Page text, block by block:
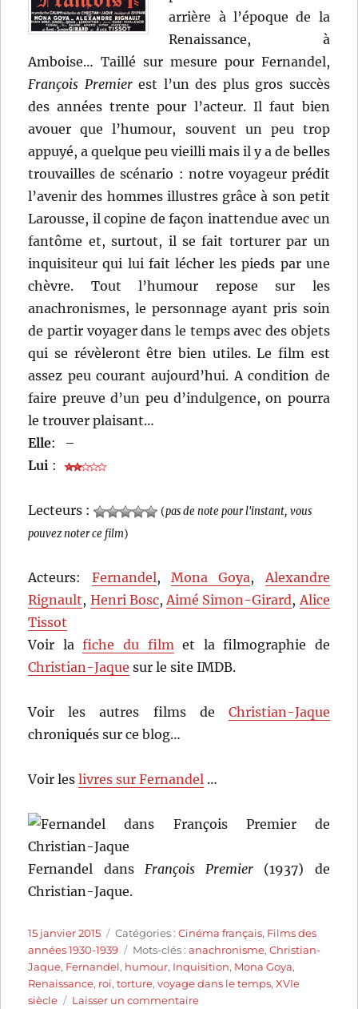
arrière à l’époque de la
Renaissance, à
Amboise… Taillé sur mesure pour Fernandel,
François Premierest l’un des plus gros succès
des années trente pour l’acteur. Il faut bien
avouer que l’humour, souvent un peu trop
appuyé, a quelque peu vieilli mais il y a de belles
trouvailles de scénario : notre voyageur prédit
l’avenir des hommes illustres grâce à son petit
Larousse, il copine de façon inattendue avec un
fantôme et, surtout, il se fait torturer par un
inquisiteur qui lui fait lécher les pieds par une
chèvre. Tout l’humour repose sur les
anachronismes, le personnage ayant pris soin
de partir voyager dans le temps avec des objets
qui se révèleront être bien utiles. Le film est
assez peu courant aujourd’hui. A condition de
faire preuve d’un peu d’indulgence, on pourra
le trouver plaisant…
Elle:
–
Lui :
Lecteurs : (pas de note pour l'instant, vous
pouvez noter ce film)
Acteurs: Fernandel,Mona Goya,Alexandre
Rignault, Henri Bosc,Aimé Simon-Girard,Alice
Tissot
Voir lafiche du filmet la filmographie de
Christian-Jaque sur le site IMDB.
Voir les autres films de Christian-Jaque
chroniqués sur ce blog…
Voir leslivres sur Fernandel …
Fernandel dans François Premier (1937) de
Christian-Jaque.
Publié
le
15 janvier 2015 Catégories
Catégories :Cinéma français, Films des
années 1930-1939
Étiquettes
Mots-clés :anachronisme,Christian-
Jaque, Fernandel, humour, Inquisition, Mona Goya,
Renaissance, roi,torture,voyage dans le temps,XVIe
siècle
Laisser un commentairesur